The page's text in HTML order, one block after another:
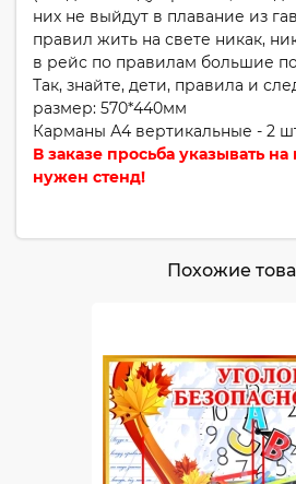
них не выйдут в плавание из
правил жить на свете никак,
в рейс по правилам большие
Так, знайте, дети, правила и
размер: 570*440мм
Карманы А4 вертикальные - 2
В заказе просьба указывать
нужен стенд!
Похожие